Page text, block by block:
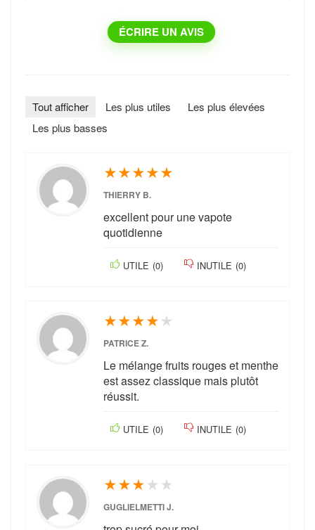
ÉCRIRE UN AVIS
Tout afficher Les plus utiles
Les plus élevées
Les plus basses
★★★★★
THIERRY B.
excellent pour une vapote
quotidienne
UTILE (0) INUTILE (0)
★★★★★
PATRICE Z.
Le mélange fruits rouges et menthe
est assez classique mais plutôt
réussit.
UTILE (0) INUTILE (0)
★★★★ ★
GUGLIELMETTI J.